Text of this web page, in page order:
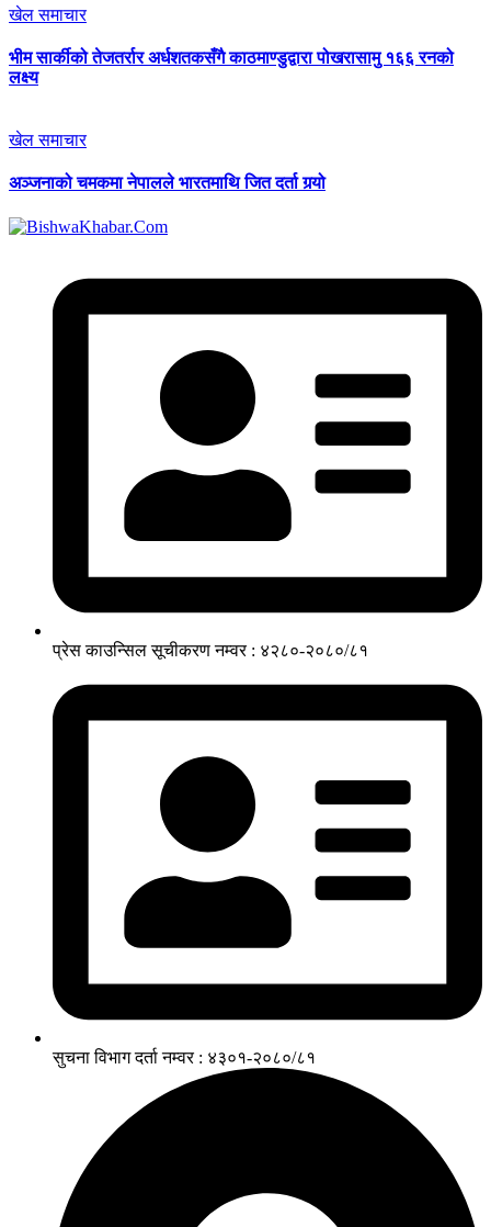
खेल समाचार
भीम सार्कीको तेजतर्रार अर्धशतकसँगै काठमाण्डुद्वारा पोखरासामु १६६ रनको
लक्ष्य
खेल समाचार
अञ्जनाको चमकमा नेपालले भारतमाथि जित दर्ता गर्‍यो
प्रेस काउन्सिल सूचीकरण नम्वर : ४२८०-२०८०/८१
सुचना विभाग दर्ता नम्वर : ४३०१-२०८०/८१